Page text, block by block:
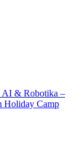
AI & Robotika –
Holiday Camp